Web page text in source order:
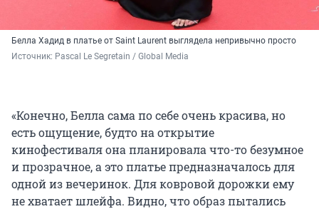
Белла Хадид в платье от Saint Laurent выглядела непривычно просто
Источник: Pascal Le Segretain / Global Media
«Конечно, Белла сама по себе очень красива, но
есть ощущение, будто на открытие
кинофестиваля она планировала что-то безумное
и прозрачное, а это платье предназначалось для
одной из вечеринок. Для ковровой дорожки ему
не хватает шлейфа. Видно, что образ пытались